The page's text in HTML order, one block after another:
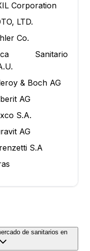
Corporation
LTD.
Co.
Sanitario
& Boch AG
AG
S.A.
AG
S.A
de sanitarios en